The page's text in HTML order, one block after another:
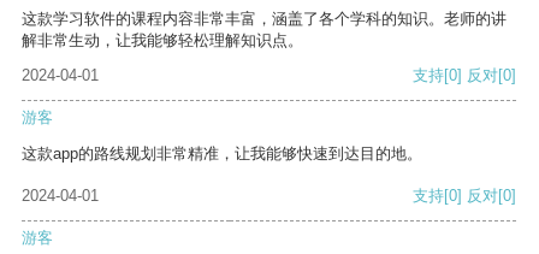
这款学习软件的课程内容非常丰富，涵盖了各个学科的知识。老师的讲
解非常生动，让我能够轻松理解知识点。
2024-04-01
支持[0] 反对[0]
游客
这款app的路线规划非常精准，让我能够快速到达目的地。
2024-04-01 支持[0] 反对[0]
游客